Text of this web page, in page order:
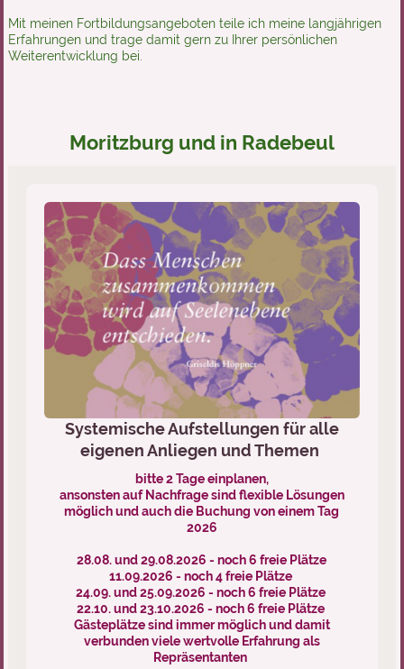
Mit meinen Fortbildungsangeboten teile ich meine langjährigen
Erfahrungen und trage damit gern zu Ihrer persönlichen
Weiterentwicklung bei.
Moritzburg und in Radebeul
Systemische Aufstellungen für alle
eigenen Anliegen und Themen
bitte 2 Tage einplanen,
ansonsten auf Nachfrage sind flexible Lösungen
möglich und auch die Buchung von einem Tag
2026
28.08. und 29.08.2026 - noch 6 freie Plätze
11.09.2026 - noch 4 freie Plätze
24.09. und 25.09.2026 - noch 6 freie Plätze
22.10. und 23.10.2026 - noch 6 freie Plätze
Gästeplätze sind immer möglich und damit
verbunden viele wertvolle Erfahrung als
Repräsentanten